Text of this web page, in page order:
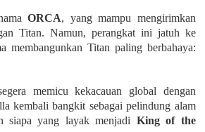
ORCA, yang mampu mengirimkan
Titan. Namun, perangkat ini jatuh ke
membangunkan Titan paling berbahaya:
memicu kekacauan global dengan
kembali bangkit sebagai pelindung alam
siapa yang layak menjadi King of the